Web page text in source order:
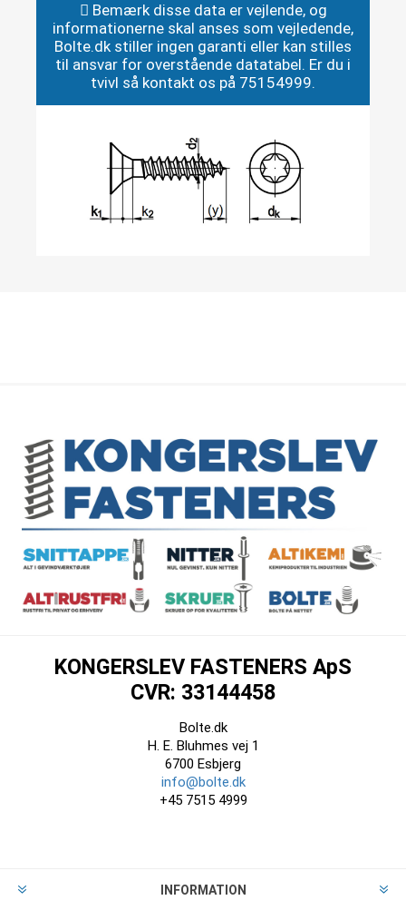
Bemærk disse data er vejlende, og
informationerne skal anses som vejledende,
Bolte.dk stiller ingen garanti eller kan stilles
til ansvar for overstående datatabel. Er du i
tvivl så kontakt os på 75154999.
KONGERSLEV FASTENERS ApS
CVR: 33144458
Bolte.dk
H. E. Bluhmes vej 1
6700 Esbjerg
info@bolte.dk
+45 7515 4999
INFORMATION